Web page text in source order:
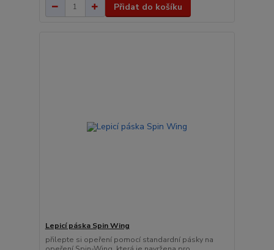
Přidat do košíku
Lepicí páska Spin Wing
přilepte si opeření pomocí standardní pásky na